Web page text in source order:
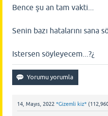
Bence şu an tam vakti...
Senin bazı hatalarını sana
Istersen söyleyecem...?¿
14, Mayıs, 2022 *Gizemli kiz* (